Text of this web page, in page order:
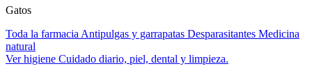
Gatos
Toda la farmacia Antipulgas y garrapatas Desparasitantes Medicina
natural
Ver higiene Cuidado diario, piel, dental y limpieza.